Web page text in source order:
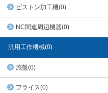
ピストン加工機(0)
NC関連周辺機器(0)
汎用工作機械(0)
施盤(0)
フライス(0)